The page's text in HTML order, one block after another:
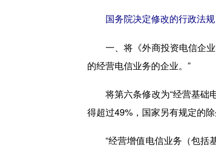
国务院决定修改的行政法规
一、将《外商投资电信企业
的经营电信业务的企业。”
将第六条修改为“经营基础
得超过49%，国家另有规定的除
“经营增值电信业务（包括